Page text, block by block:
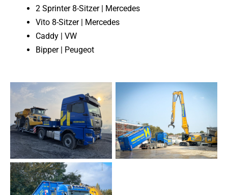
2 Sprinter 8-Sitzer | Mercedes
Vito 8-Sitzer | Mercedes
Caddy | VW
Bipper | Peugeot